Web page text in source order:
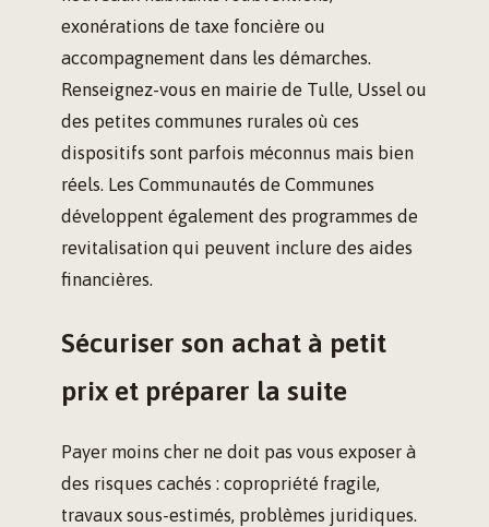
exonérations de taxe foncière ou
accompagnement dans les démarches.
Renseignez-vous en mairie de Tulle, Ussel ou
des petites communes rurales où ces
dispositifs sont parfois méconnus mais bien
réels. Les Communautés de Communes
développent également des programmes de
revitalisation qui peuvent inclure des aides
financières.
Sécuriser son achat à petit
prix et préparer la suite
Payer moins cher ne doit pas vous exposer à
des risques cachés : copropriété fragile,
travaux sous-estimés, problèmes juridiques.